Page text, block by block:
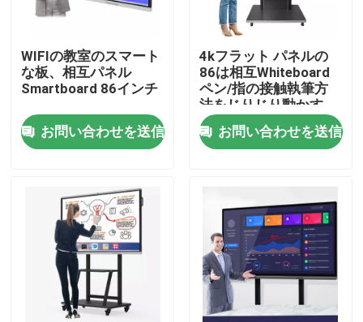
家
私達について
工場旅行
WIFIの教室のスマート
な板、相互パネル
Smartboard 86インチ
お問い合わせを送信
4kフラット パネルの
86は相互Whiteboard
ペン/指の接触執筆方
法をじりじり動かす
お問い合わせを送信